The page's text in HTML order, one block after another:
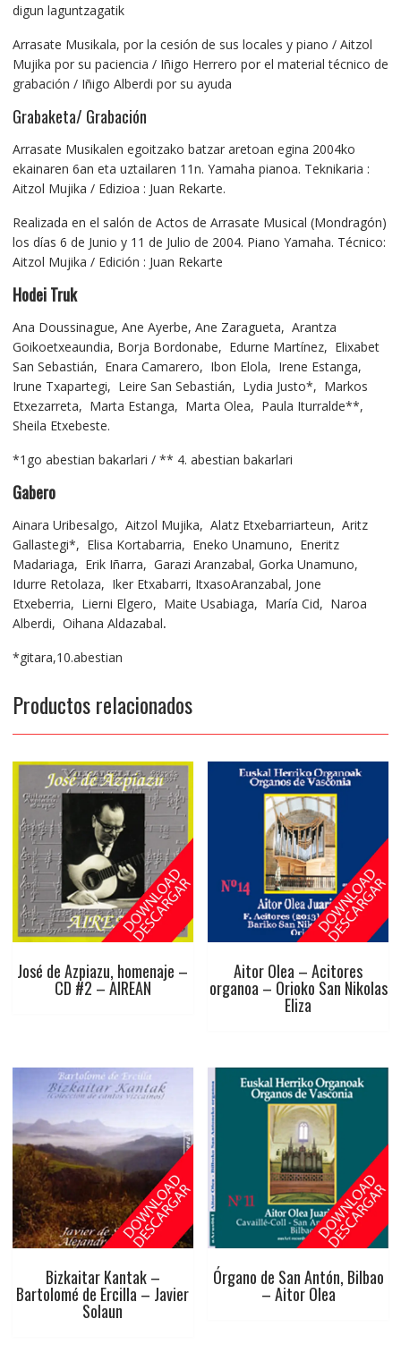
digun laguntzagatik
Arrasate Musikala, por la cesión de sus locales y piano / Aitzol
Mujika por su paciencia / Iñigo Herrero por el material técnico de
grabación / Iñigo Alberdi por su ayuda
Grabaketa/ Grabación
Arrasate Musikalen egoitzako batzar aretoan egina 2004ko
ekainaren 6an eta uztailaren 11n. Yamaha pianoa. Teknikaria :
Aitzol Mujika / Edizioa : Juan Rekarte.
Realizada en el salón de Actos de Arrasate Musical (Mondragón)
los días 6 de Junio y 11 de Julio de 2004. Piano Yamaha. Técnico:
Aitzol Mujika / Edición : Juan Rekarte
Hodei Truk
Ana Doussinague, Ane Ayerbe, Ane Zaragueta, Arantza
Goikoetxeaundia, Borja Bordonabe, Edurne Martínez, Elixabet
San Sebastián, Enara Camarero, Ibon Elola, Irene Estanga,
Irune Txapartegi, Leire San Sebastián, Lydia Justo*, Markos
Etxezarreta, Marta Estanga, Marta Olea, Paula Iturralde**,
Sheila Etxebeste.
*1go abestian bakarlari / ** 4. abestian bakarlari
Gabero
Ainara Uribesalgo, Aitzol Mujika, Alatz Etxebarriarteun, Aritz
Gallastegi*, Elisa Kortabarria, Eneko Unamuno, Eneritz
Madariaga, Erik Iñarra, Garazi Aranzabal, Gorka Unamuno,
Idurre Retolaza, Iker Etxabarri, ItxasoAranzabal, Jone
Etxeberria, Lierni Elgero, Maite Usabiaga, María Cid, Naroa
Alberdi, Oihana Aldazabal.
*gitara,10.abestian
Productos relacionados
José de Azpiazu, homenaje –
CD #2 – AIREAN
Aitor Olea – Acitores
organoa – Orioko San Nikolas
Eliza
Bizkaitar Kantak –
Bartolomé de Ercilla – Javier
Solaun
Órgano de San Antón, Bilbao
– Aitor Olea